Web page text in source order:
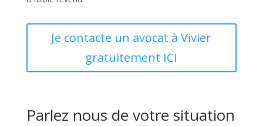
Je contacte un avocat à Vivier
gratuitement ICI
Parlez nous de votre situation